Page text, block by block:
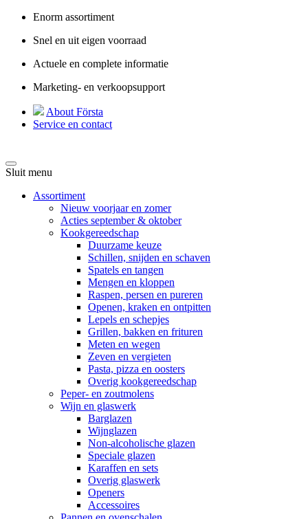
Enorm assortiment
Snel en uit eigen voorraad
Actuele en complete informatie
Marketing- en verkoopsupport
About Första
Service en contact
Sluit menu
Assortiment
Nieuw voorjaar en zomer
Acties september & oktober
Kookgereedschap
Duurzame keuze
Schillen, snijden en schaven
Spatels en tangen
Mengen en kloppen
Raspen, persen en pureren
Openen, kraken en ontpitten
Lepels en schepjes
Grillen, bakken en frituren
Meten en wegen
Zeven en vergieten
Pasta, pizza en oosters
Overig kookgereedschap
Peper- en zoutmolens
Wijn en glaswerk
Barglazen
Wijnglazen
Non-alcoholische glazen
Speciale glazen
Karaffen en sets
Overig glaswerk
Openers
Accessoires